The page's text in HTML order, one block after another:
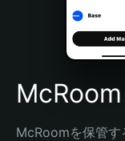
Português (Brasil)
Español (Argentina)
McRoomを保管す